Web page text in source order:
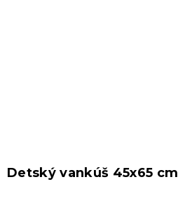
Detský vankúš 45x65 cm